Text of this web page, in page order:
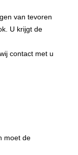
van tevoren
U krijgt de
contact met u
moet de